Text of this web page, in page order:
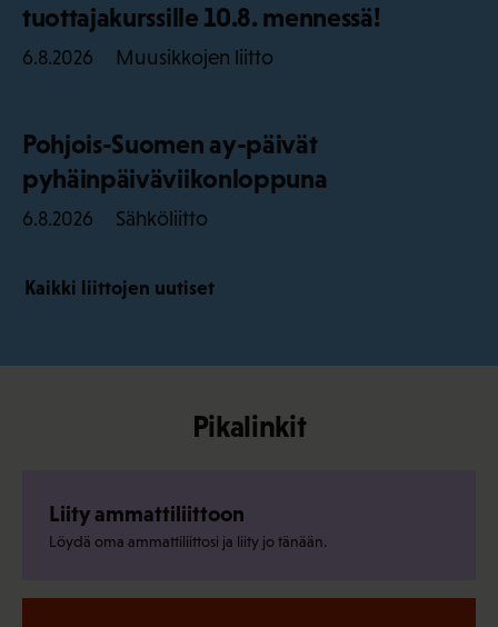
tuottajakurssille 10.8. mennessä!
6.8.2026 Muusikkojen liitto
Pohjois-Suomen ay-päivät
pyhäinpäiväviikonloppuna
6.8.2026 Sähköliitto
Kaikki liittojen uutiset
Pikalinkit
Liity ammattiliittoon
Löydä oma ammattiliittosi ja liity jo tänään.